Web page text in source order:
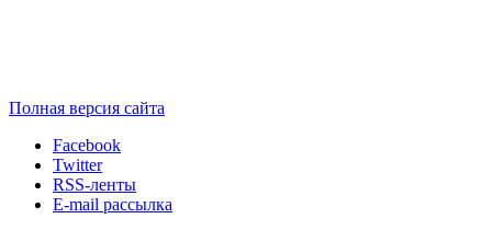
Полная версия сайта
Facebook
Twitter
RSS-ленты
E-mail рассылка